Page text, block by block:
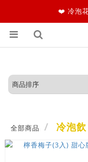
全部商品 冷泡飲
❤️ 冷泡